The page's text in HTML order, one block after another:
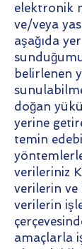
elektronik
ve/veya
aşağıda
belirlenen
doğan
yerine
temin
verileriniz
verilerin ve
verilerin
amaçlarla